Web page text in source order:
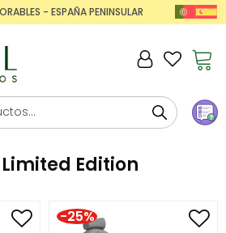
- ESPAÑA PENINSULAR
Edition
-25%